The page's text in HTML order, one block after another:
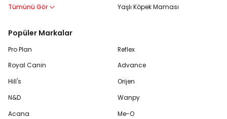
Tümünü Gör
Yaşlı Köpek Maması
Popüler Markalar
Pro Plan
Royal Canin
Hill's
N&D
Acana
Reflex
Advance
Orijen
Wanpy
Me-O